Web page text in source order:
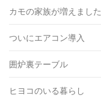
カモの家族が増えました
ついにエアコン導入
囲炉裏テーブル
ヒヨコのいる暮らし